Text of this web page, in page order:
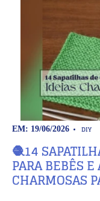
EM: 19/06/2026 DIY
🧶14
PARA BEBÊS
CHARMOSAS